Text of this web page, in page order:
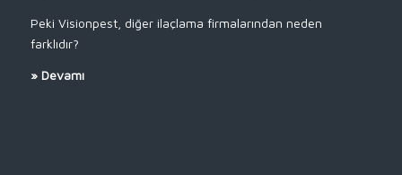
Peki Visionpest, diğer ilaçlama firmalarından neden
farklıdır?
» Devamı